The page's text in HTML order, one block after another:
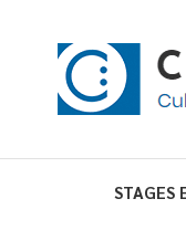
Claje
STAGES